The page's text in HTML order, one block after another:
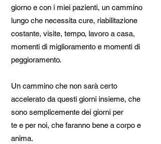
giorno e con i miei pazienti, un cammino
lungo che necessita cure, riabilitazione
costante, visite, tempo, lavoro a casa,
momenti di miglioramento e momenti di
peggioramento.
Un cammino che non sarà certo
accelerato da questi giorni insieme, che
sono semplicemente dei giorni per
te e per noi, che faranno bene a corpo e
anima.​